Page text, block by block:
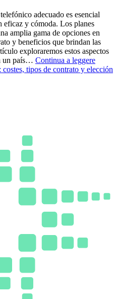
adecuado es esencial
eficaz y cómoda. Los planes
amplia gama de opciones en
y beneficios que brindan las
exploraremos estos aspectos
un país… Continua a leggere
costes, tipos de contrato y elección